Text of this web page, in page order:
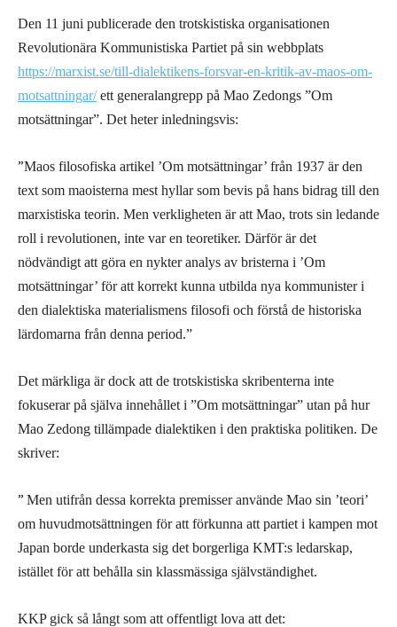
Den 11 juni publicerade den trotskistiska organisationen
Revolutionära Kommunistiska Partiet på sin webbplats
https://marxist.se/till-dialektikens-forsvar-en-kritik-av-maos-om-
motsattningar/ett generalangrepp på Mao Zedongs ”Om
motsättningar”. Det heter inledningsvis:
”Maos filosofiska artikel ’Om motsättningar’ från 1937 är den
text som maoisterna mest hyllar som bevis på hans bidrag till den
marxistiska teorin. Men verkligheten är att Mao, trots sin ledande
roll i revolutionen, inte var en teoretiker. Därför är det
nödvändigt att göra en nykter analys av bristerna i ’Om
motsättningar’ för att korrekt kunna utbilda nya kommunister i
den dialektiska materialismens filosofi och förstå de historiska
lärdomarna från denna period.”
Det märkliga är dock att de trotskistiska skribenterna inte
fokuserar på själva innehållet i ”Om motsättningar” utan på hur
Mao Zedong tillämpade dialektiken i den praktiska politiken. De
skriver:
” Men utifrån dessa korrekta premisser använde Mao sin ’teori’
om huvudmotsättningen för att förkunna att partiet i kampen mot
Japan borde underkasta sig det borgerliga KMT:s ledarskap,
istället för att behålla sin klassmässiga självständighet.
KKP gick så långt som att offentligt lova att det: